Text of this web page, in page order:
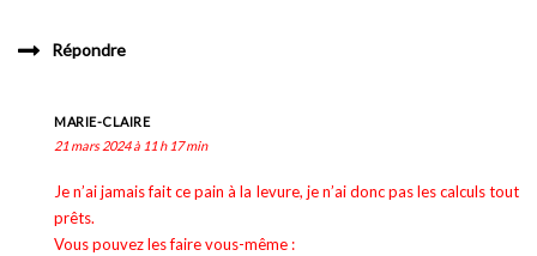
Répondre
MARIE-CLAIRE
21 mars 2024 à 11 h 17 min
Je n’ai jamais fait ce pain à la levure, je n’ai donc pas les calculs tout
prêts.
Vous pouvez les faire vous-même :